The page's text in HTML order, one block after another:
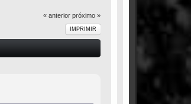
« anterior próximo »
IMPRIMIR